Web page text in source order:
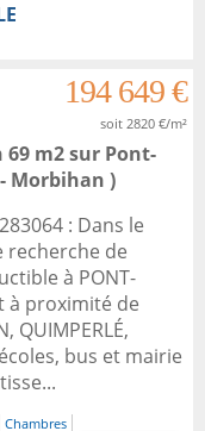
194 649 €
soit 2820 €/m²
69 m2sur Pont-
Morbihan )
: Dans le
recherche de
à PONT-
à proximité de
QUIMPERLÉ,
bus et mairie
Chambres